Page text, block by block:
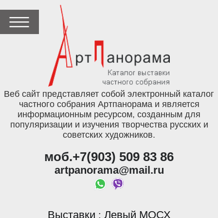
Веб сайт представляет собой электронный каталог
частного собрания Артпанорама и является
информационным ресурсом, созданным для
популяризации и изучения творчества русских и
советских художников.
моб.+7(903) 509 83 86
artpanorama@mail.ru
Выставки : Левый МОСХ